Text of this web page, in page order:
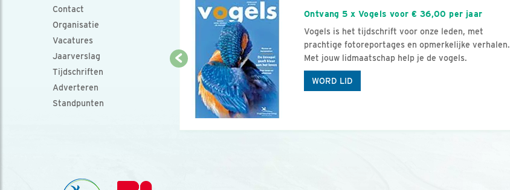
Contact
Organisatie
Vacatures
Jaarverslag
Tijdschriften
Adverteren
Standpunten
Ontvang 5 x Vogels voor € 36,00 per jaar
Vogels is het tijdschrift voor onze leden, met
prachtige fotoreportages en opmerkelijke verhalen.
Met jouw lidmaatschap help je de vogels.
WORD LID